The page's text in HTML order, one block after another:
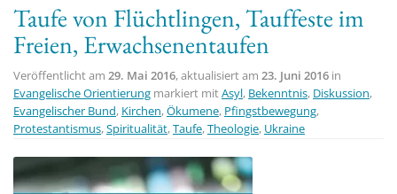
Taufe von Flüchtlingen, Tauffeste im
Freien, Erwachsenentaufen
Veröffentlicht am 29. Mai 2016, aktualisiert am 23. Juni 2016 in
Evangelische Orientierung markiert mitAsyl, Bekenntnis, Diskussion,
Evangelischer Bund, Kirchen,Ökumene, Pfingstbewegung,
Protestantismus,Spiritualität,Taufe,Theologie, Ukraine